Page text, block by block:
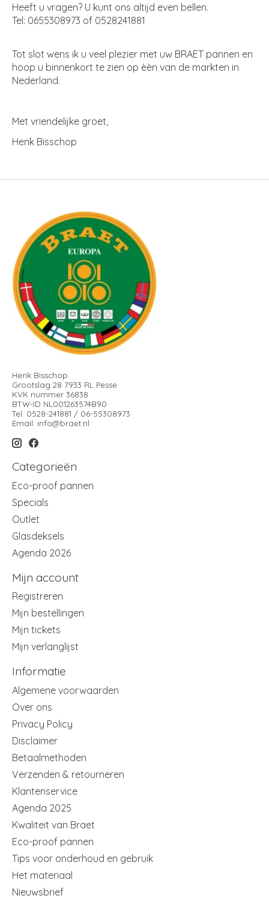
Heeft u vragen? U kunt ons altijd even bellen.
Tel: 0655308973 of 0528241881
Tot slot wens ik u veel plezier met uw BRAET pannen en
hoop u binnenkort te zien op èèn van de markten in
Nederland.
Met vriendelijke groet,
Henk Bisschop
Henk Bisschop
Grootslag 28 7933 RL Pesse
KVK nummer 36838
BTW-ID NL001263574B90
Tel: 0528-241881 / 06-55308973
Email: info@braet.nl
Categorieën
Eco-proof pannen
Specials
Outlet
Glasdeksels
Agenda 2026
Mijn account
Registreren
Mijn bestellingen
Mijn tickets
Mijn verlanglijst
Informatie
Algemene voorwaarden
Over ons
Privacy Policy
Disclaimer
Betaalmethoden
Verzenden & retourneren
Klantenservice
Agenda 2025
Kwaliteit van Braet
Eco-proof pannen
Tips voor onderhoud en gebruik
Het materiaal
Nieuwsbrief